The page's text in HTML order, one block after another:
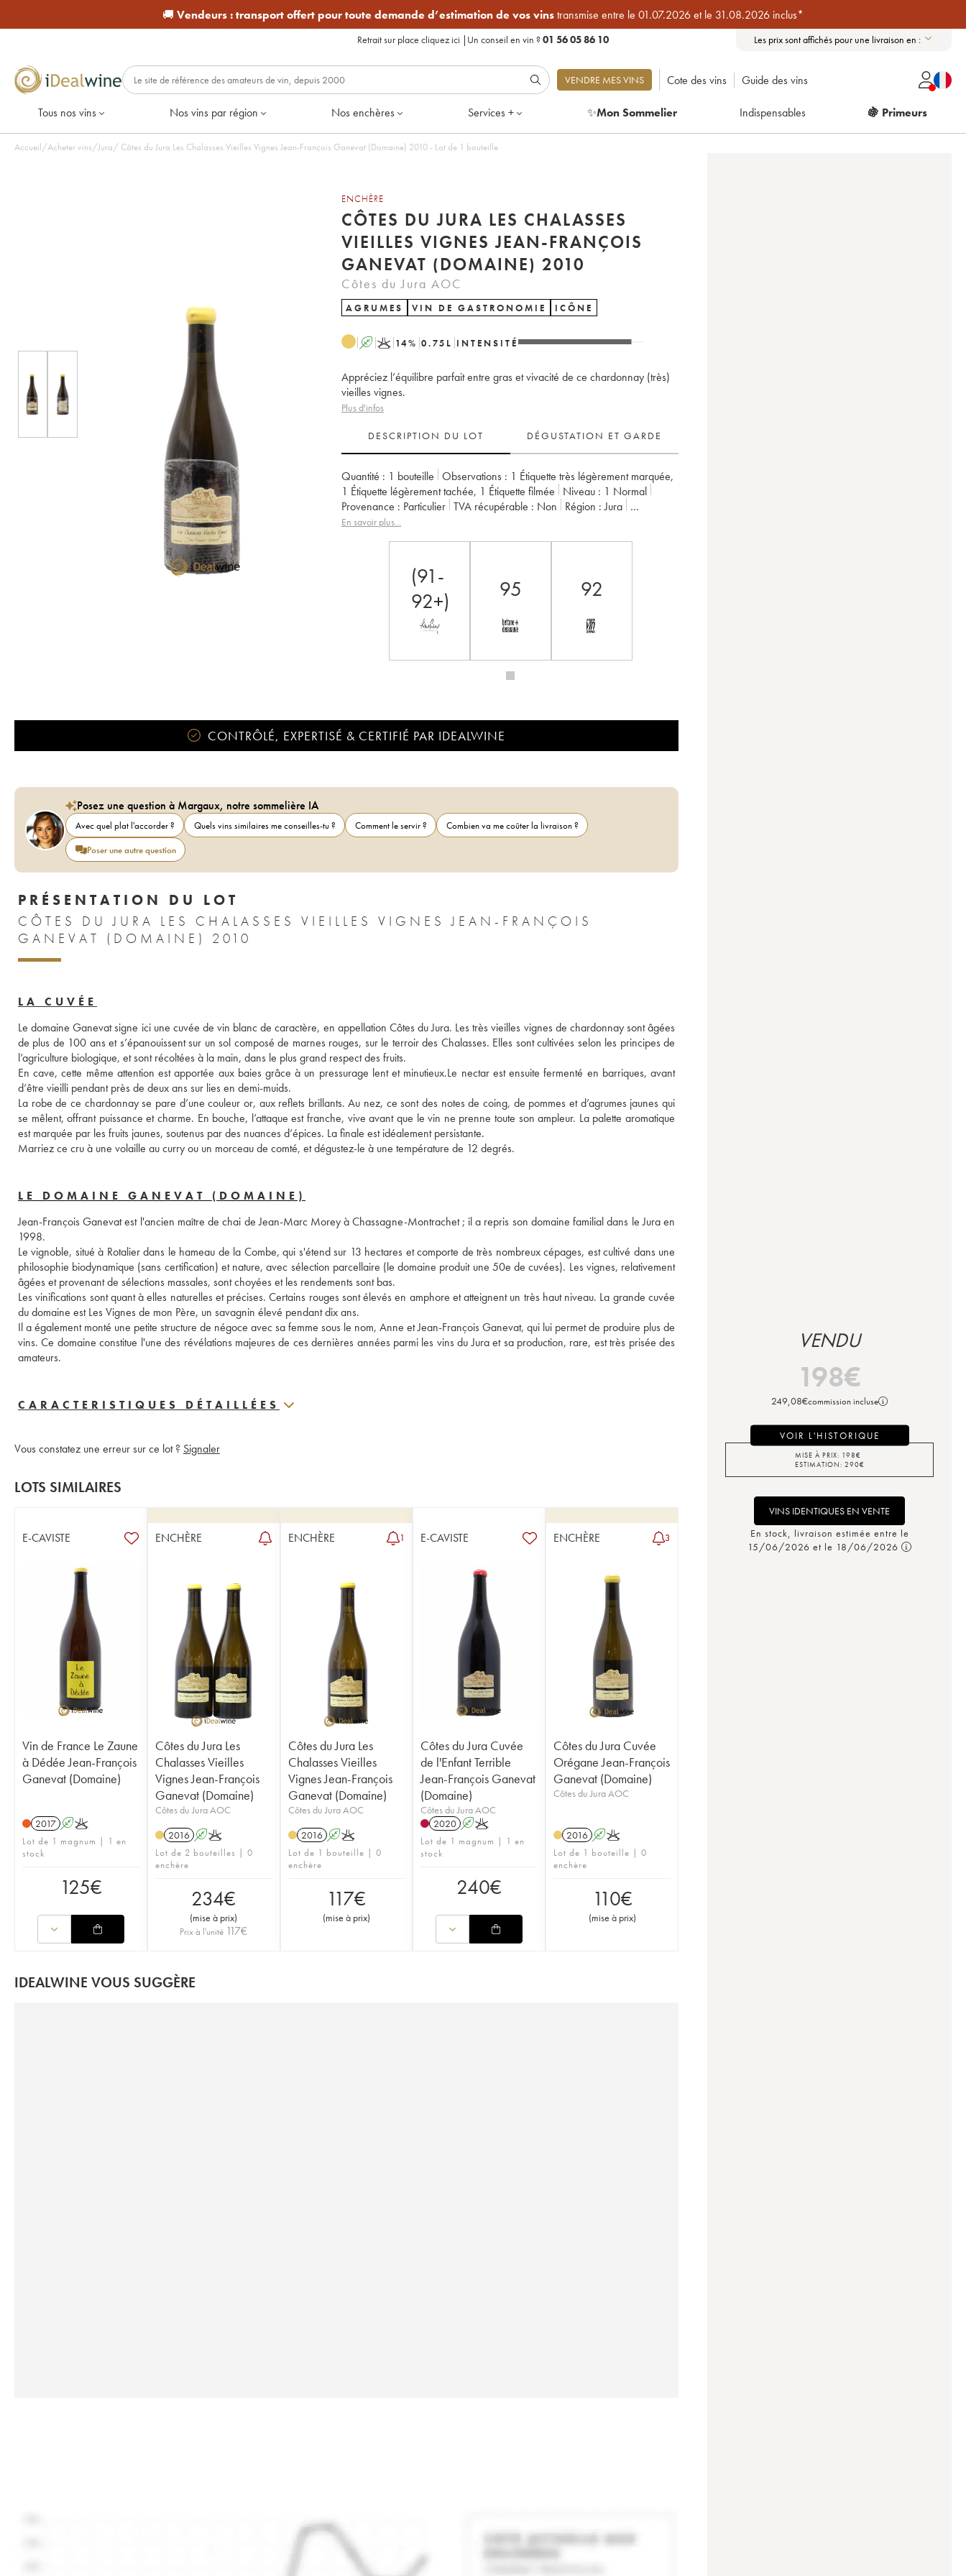
🚚 Vendeurs :transport offert pour toute demande d’estimation de vos vinstransmise entre le 01.07.2026 et le 31.08.2026 inclus*
Retrait sur place cliquez ici | Un conseil en vin ?01 56 05 86 10 Les prix sont affichés pour une livraison en :
VENDRE MES VINS Cote des vins Guide des vins
Tous nos vins Nos vins par région Nos enchères Services + ✨Mon Sommelier Indispensables 🍇 Primeurs
Accueil/Acheter vins/Jura/ Côtes du Jura Les Chalasses Vieilles Vignes Jean-François Ganevat (Domaine) 2010 - Lot de 1 bouteille
ENCHÈRE
CÔTES DU JURA LES CHALASSES
VIEILLES VIGNES JEAN-FRANÇOIS
GANEVAT (DOMAINE) 2010
Côtes du Jura AOC
AGRUMES VIN DE GASTRONOMIE ICÔNE
A K 14% 0.75 L INTENSITÉ
Appréciez l’équilibre parfait entre gras et vivacité de ce chardonnay (très)
vieilles vignes.
Plus d'infos
DESCRIPTION DU LOT DÉGUSTATION ET GARDE
Quantité : 1 bouteille Observations : 1 Étiquette très légèrement marquée,
1 Étiquette légèrement tachée, 1 Étiquette filmée Niveau : 1 Normal
Provenance : particulier TVA récupérable : non Région : Jura
Appellation :
En savoir plus...
(91-
92+)
95 92
CONTRÔLÉ, EXPERTISÉ & CERTIFIÉ PAR IDEALWINE
Posez une question à Margaux, notre sommelière IA
Avec quel plat l'accorder ? Quels vins similaires me conseilles-tu ? Comment le servir ?
Combien va me coûter la livraison ?
Poser une autre question
PRÉSENTATION DU LOT
CÔTES DU JURA LES CHALASSES VIEILLES VIGNES JEAN-FRANÇOIS
GANEVAT (DOMAINE) 2010
LA CUVÉE
Le domaine Ganevat signe ici une cuvée de vin blanc de caractère, en appellation Côtes du Jura. Les très vieilles vignes de chardonnay sont âgées
de plus de 100 ans et s’épanouissent sur un sol composé de marnes rouges, sur le terroir des Chalasses. Elles sont cultivées selon les principes de
l’agriculture biologique, et sont récoltées à la main, dans le plus grand respect des fruits.
En cave, cette même attention est apportée aux baies grâce à un pressurage lent et minutieux.Le nectar est ensuite fermenté en barriques, avant
d’être vieilli pendant près de deux ans sur lies en demi-muids.
La robe de ce chardonnay se pare d’une couleur or, aux reflets brillants. Au nez, ce sont des notes de coing, de pommes et d’agrumes jaunes qui
se mêlent, offrant puissance et charme. En bouche, l’attaque est franche, vive avant que le vin ne prenne toute son ampleur. La palette aromatique
est marquée par les fruits jaunes, soutenus par des nuances d’épices. La finale est idéalement persistante.
Marriez ce cru à une volaille au curry ou un morceau de comté, et dégustez-le à une température de 12 degrés.
LE DOMAINE GANEVAT (DOMAINE)
Jean-François Ganevat est l'ancien maître de chai de Jean-Marc Morey à Chassagne-Montrachet ; il a repris son domaine familial dans le Jura en
1998.
Le vignoble, situé à Rotalier dans le hameau de la Combe, qui s'étend sur 13 hectares et comporte de très nombreux cépages, est cultivé dans une
philosophie biodynamique (sans certification) et nature, avec sélection parcellaire (le domaine produit une 50e de cuvées). Les vignes, relativement
âgées et provenant de sélections massales, sont choyées et les rendements sont bas.
Les vinifications sont quant à elles naturelles et précises. Certains rouges sont élevés en amphore et atteignent un très haut niveau. La grande cuvée
du domaine est Les Vignes de mon Père, un savagnin élevé pendant dix ans.
Il a également monté une petite structure de négoce avec sa femme sous le nom, Anne et Jean-François Ganevat, qui lui permet de produire plus de
vins. Ce domaine constitue l'une des révélations majeures de ces dernières années parmi les vins du Jura et sa production, rare, est très prisée des
amateurs.
CARACTERISTIQUES DÉTAILLÉES
Vous constatez une erreur sur ce lot ? Signaler
LOTS SIMILAIRES
E-CAVISTE
Vin de France Le Zaune
à Dédée Jean-François
Ganevat (Domaine)
2017 AK
Lot de 1 magnum | 1 en
stock
125€
ENCHÈRE
Côtes du Jura Les
Chalasses Vieilles
Vignes Jean-François
Ganevat (Domaine)
Côtes du Jura AOC
2016 AK
Lot de 2 bouteilles | 0
enchère
234€
(mise à prix)
Prix à l'unité 117€
ENCHÈRE 1
Côtes du Jura Les
Chalasses Vieilles
Vignes Jean-François
Ganevat (Domaine)
Côtes du Jura AOC
2016 AK
Lot de 1 bouteille | 0
enchère
117€
(mise à prix)
E-CAVISTE
Côtes du Jura Cuvée
de l'Enfant Terrible
Jean-François Ganevat
(Domaine)
Côtes du Jura AOC
2020 AK
Lot de 1 magnum | 1 en
stock
240€
ENCHÈRE 3
Côtes du Jura Cuvée
Orégane Jean-François
Ganevat (Domaine)
Côtes du Jura AOC
2016 AK
Lot de 1 bouteille | 0
enchère
110€
(mise à prix)
IDEALWINE VOUS SUGGÈRE
VENDU
198€
249,08€commission incluse
VOIR L'HISTORIQUE
MISE À PRIX: 198€
ESTIMATION: 290€
VINS IDENTIQUES EN VENTE
En stock, livraison estimée entre le
15/06/2026 et le 18/06/2026